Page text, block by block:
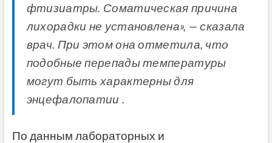
фтизиатры. Соматическая причина
лихорадки не установлена», — сказала
врач. При этом она отметила, что
подобные перепады температуры
могут быть характерны для
энцефалопатии .
По данным лабораторных и